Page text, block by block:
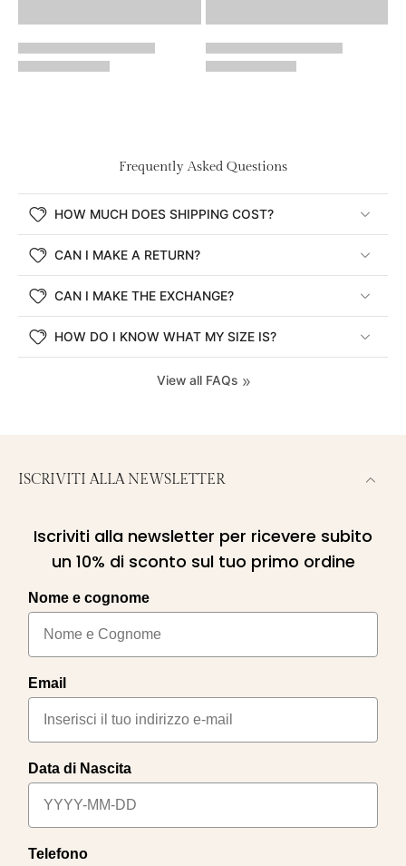
Frequently Asked Questions
HOW MUCH DOES SHIPPING COST?
CAN I MAKE A RETURN?
CAN I MAKE THE EXCHANGE?
HOW DO I KNOW WHAT MY SIZE IS?
View all FAQs
ISCRIVITI ALLA NEWSLETTER
Iscriviti alla newsletter per ricevere subito
un 10% di sconto sul tuo primo ordine
Nome e cognome
Email
Data di Nascita
Telefono